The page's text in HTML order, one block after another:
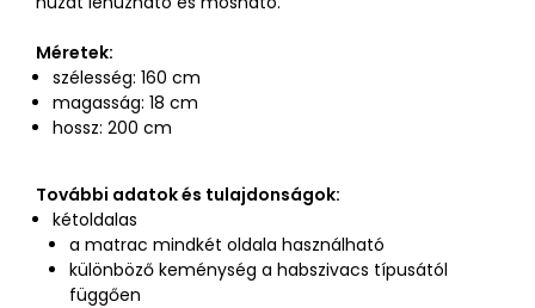
Méretek:
szélesség: 160 cm
magasság: 18 cm
hossz: 200 cm
További adatok és tulajdonságok:
kétoldalas
a matrac mindkét oldala használható
különböző keménység a habszivacs típusától
függően